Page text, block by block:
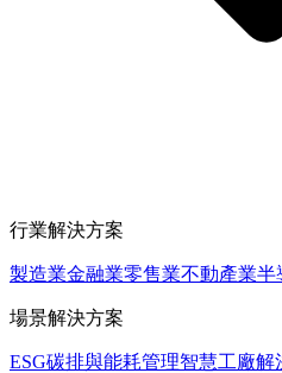
行業解決方案
製造業金融業零售業不動產業半
場景解決方案
ESG碳排與能耗管理智慧工廠解